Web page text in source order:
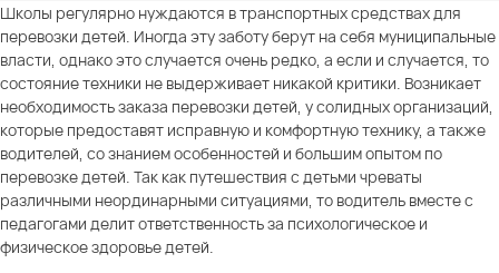
Школы регулярно нуждаются в транспортных средствах для
перевозки детей. Иногда эту заботу берут на себя муниципальные
власти, однако это случается очень редко, а если и случается, то
состояние техники не выдерживает никакой критики. Возникает
необходимость заказа перевозки детей, у солидных организаций,
которые предоставят исправную и комфортную технику, а также
водителей, со знанием особенностей и большим опытом по
перевозке детей. Так как путешествия с детьми чреваты
различными неординарными ситуациями, то водитель вместе с
педагогами делит ответственность за психологическое и
физическое здоровье детей.